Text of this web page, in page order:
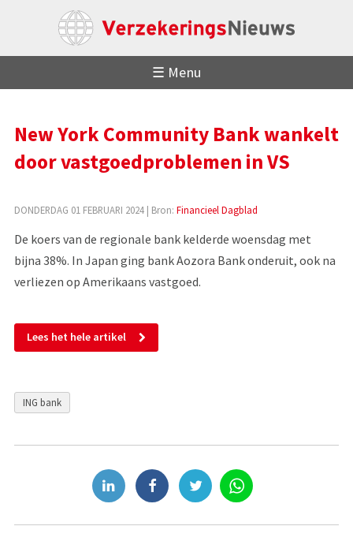
☰ Menu
New York Community Bank wankelt
door vastgoedproblemen in VS
DONDERDAG 01 FEBRUARI 2024| Bron: Financieel Dagblad
De koers van de regionale bank kelderde woensdag met
bijna 38%. In Japan ging bank Aozora Bank onderuit, ook na
verliezen op Amerikaans vastgoed.
Lees het hele artikel
ING bank